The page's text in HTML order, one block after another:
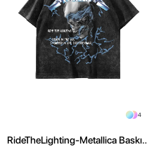
4
RideTheLighting-Metallica Baskılı